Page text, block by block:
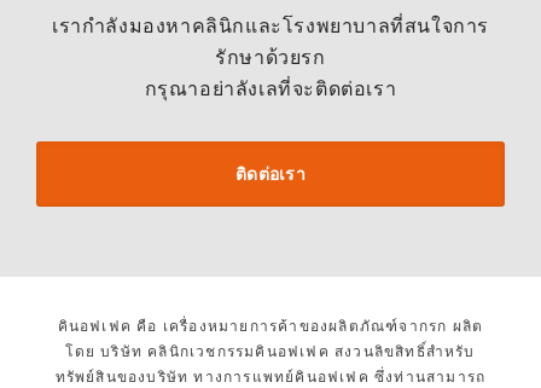
เรากำลังมองหาคลินิกและโรงพยาบาลที่สนใจการ
รักษาด้วยรก
กรุณาอย่าลังเลที่จะติดต่อเรา
ติดต่อเรา
คินอฟเฟค คือ เครื่องหมายการค้าของผลิตภัณฑ์จากรก ผลิต
โดย บริษัท คลินิกเวชกรรมคินอฟเฟค สงวนลิขสิทธิ์สำหรับ
ทรัพย์สินของบริษัท ทางการแพทย์คินอฟเฟค ซึ่งท่านสามารถ